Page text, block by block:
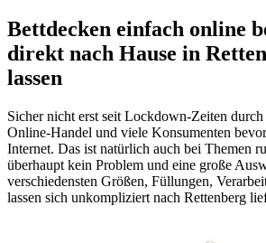
Bettdecken einfach online
direkt nach Hause in
lassen
Sicher nicht erst seit Lockdown-Zeiten
Online-Handel und viele Konsumenten
Internet. Das ist natürlich auch bei Themen
überhaupt kein Problem und eine große
verschiedensten Größen, Füllungen,
lassen sich unkompliziert nach Rettenberg